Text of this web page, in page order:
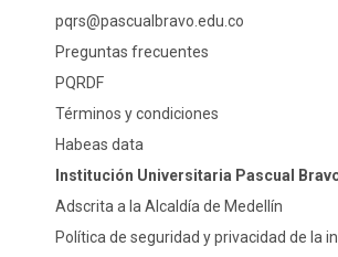
pqrs@pascualbravo.edu.co
Preguntas frecuentes
PQRDF
Términos y condiciones
Habeas data
Institución Universitaria Pascual
Adscrita a la Alcaldía de Medellín
Política de seguridad y privacidad de la